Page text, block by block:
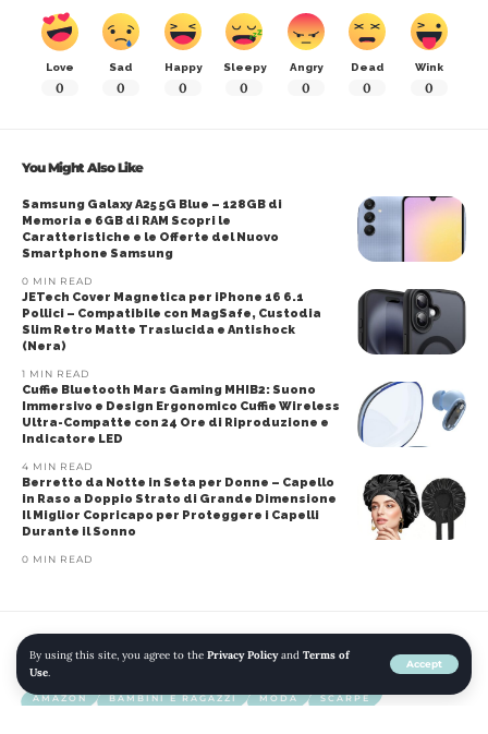
By using this site, you agree to the Privacy Policyand Terms of
Use.
Accept
Love
0
Sad
0
Happy
0
Sleepy
0
Angry
0
Dead
0
Wink
0
You Might Also Like
Samsung Galaxy A25 5G Blue – 128GB di
Memoria e 6GB di RAM Scopri le
Caratteristiche e le Offerte del Nuovo
Smartphone Samsung
0 MIN READ
JETech Cover Magnetica per iPhone 16 6.1
Pollici – Compatibile con MagSafe, Custodia
Slim Retro Matte Traslucida e Antishock
(Nera)
1 MIN READ
Cuffie Bluetooth Mars Gaming MHIB2: Suono
Immersivo e Design Ergonomico Cuffie Wireless
Ultra-Compatte con 24 Ore di Riproduzione e
Indicatore LED
4 MIN READ
Berretto da Notte in Seta per Donne – Capello
in Raso a Doppio Strato di Grande Dimensione
Il Miglior Copricapo per Proteggere i Capelli
Durante il Sonno
0 MIN READ
Home» Blog »Geox J Briezee Boy B, Sneakers Bambini e Ragazzi
AMAZON BAMBINI E RAGAZZI MODA
SCARPE